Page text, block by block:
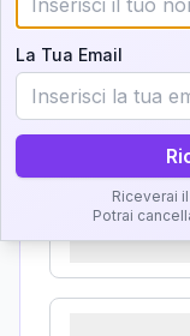
Zona del
Importanza:
Karma
La Tua Email
Riceverai
Potrai